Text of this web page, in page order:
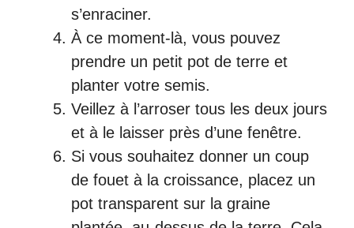
s’enraciner.
À ce moment-là, vous pouvez
prendre un petit pot de terre et
planter votre semis.
Veillez à l’arroser tous les deux jours
et à le laisser près d’une fenêtre.
Si vous souhaitez donner un coup
de fouet à la croissance, placez un
pot transparent sur la graine